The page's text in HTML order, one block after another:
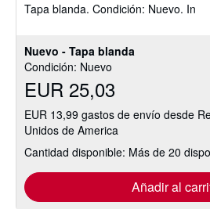
Nuevo - Tapa blanda
Condición: Nuevo
EUR 25,03
EUR 13,99 gastos de envío desde
Unidos de America
Cantidad disponible: Más de 20
Añadir al
5
Tapa blanda. Condición: Nuevo. In